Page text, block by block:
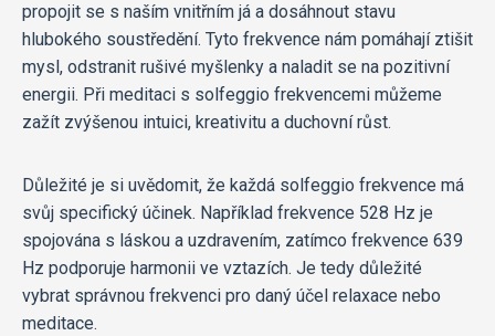
propojit se s naším vnitřním já a dosáhnout stavu
hlubokého soustředění. Tyto frekvence nám pomáhají ztišit
mysl, odstranit rušivé myšlenky a naladit se na pozitivní
energii. Při meditaci s solfeggio frekvencemi můžeme
zažít zvýšenou intuici, kreativitu a duchovní růst.
Důležité je si uvědomit, že každá solfeggio frekvence má
svůj specifický účinek. Například frekvence 528 Hz je
spojována s láskou a uzdravením, zatímco frekvence 639
Hz podporuje harmonii ve vztazích. Je tedy důležité
vybrat správnou frekvenci pro daný účel relaxace nebo
meditace.